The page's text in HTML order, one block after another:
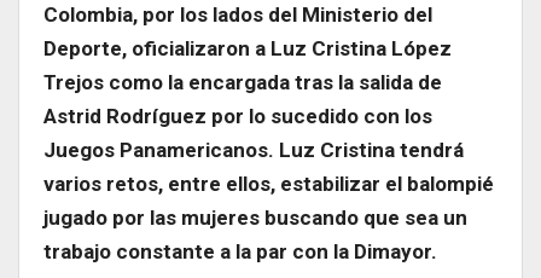
Colombia, por los lados del Ministerio del
Deporte, oficializaron a Luz Cristina López
Trejos como la encargada tras la salida de
Astrid Rodríguez por lo sucedido con los
Juegos Panamericanos. Luz Cristina tendrá
varios retos, entre ellos, estabilizar el balompié
jugado por las mujeres buscando que sea un
trabajo constante a la par con la Dimayor.